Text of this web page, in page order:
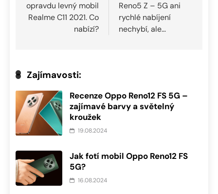
příspěvek
opravdu levný mobil
Realme C11 2021. Co
nabízí?
Reno5 Z – 5G ani
rychlé nabíjení
nechybí, ale…
Zajímavosti:
Recenze Oppo Reno12 FS 5G –
zajímavé barvy a světelný
kroužek
19.08.2024
Jak fotí mobil Oppo Reno12 FS
5G?
16.08.2024